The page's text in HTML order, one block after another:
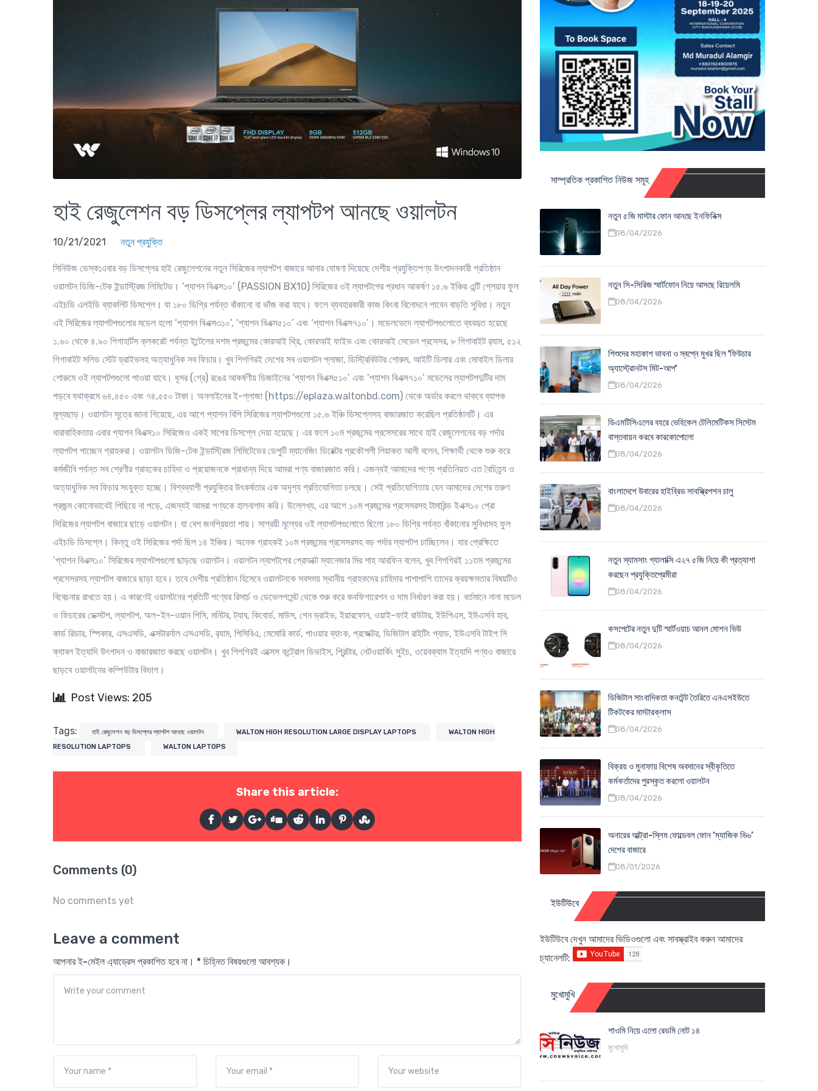
হাই রেজুলেশন বড় ডিসপ্লের ল্যাপটপ আনছে ওয়ালটন
10/21/2021 নতুন প্রযুক্তি
সিনিউজ ডেস্ক:এবার বড় ডিসপ্লের হাই রেজুলেশনের নতুন সিরিজের ল্যাপটপ বাজারে আনার ঘোষণা দিয়েছে দেশীয় প্রযুক্তিপণ্য উৎপাদনকারী প্রতিষ্ঠান
ওয়ালটন ডিজি-টেক ইন্ডাস্ট্রিজ লিমিটেড। ‘প্যাশন বিএক্স১০’ (PASSION BX10) সিরিজের ওই ল্যাপটপের প্রধান আকর্ষণ ১৫.৬ ইঞ্চির এন্টি গ্লেয়ার ফুল
এইচডি এলইডি ব্যাকলিট ডিসপ্লে। যা ১৮০ ডিগ্রি পর্যন্ত বাঁকানো বা ভাঁজ করা যাবে। ফলে ব্যবহারকারী কাজ কিংবা বিনোদনে পাবেন বাড়তি সুবিধা। নতুন
এই সিরিজের ল্যাপটপগুলোর মডেল হলো ‘প্যাশন বিএক্স৩১০’, ‘প্যাশন বিএক্স৫১০’ এবং ‘প্যাশন বিএক্স৭১০’। মডেলভেদে ল্যাপটপগুলোতে ব্যবহৃত হয়েছে
১.৬০ থেকে ৪.৯০ গিগাহার্টস ক্লকরেট পর্যন্ত ইন্টেলের দশম প্রজন্মের কোরআই থ্রি, কোরআই ফাইভ এবং কোরআই সেভেন প্রসেসর, ৮ গিগাবাইট র‌্যাম, ৫১২
গিগাবাইট সলিড স্টেট ড্রাইভসহ অত্যাধুনিক সব ফিচার। খুব শিগগিরই দেশের সব ওয়ালটন প্লাজা, ডিস্ট্রিবিউটর শোরুম, আইটি ডিলার এবং মোবাইল ডিলার
শোরুমে ওই ল্যাপটপগুলো পাওয়া যাবে। ধূসর (গ্রে) রঙের আকর্ষণীয় ডিজাইনের ‘প্যাশন বিএক্স৫১০’ এবং ‘প্যাশন বিএক্স৭১০’ মডেলের ল্যাপটপদুটির দাম
পড়বে যথাক্রমে ৬৪,৫৫০ এবং ৭৪,৫৫০ টাকা। অনলাইনের ই-প্লাজা (https://eplaza.waltonbd.com) থেকে অর্ডার করলে থাকবে ব্যাপক
মূল্যছাড়। ওয়ালটন সূত্রে জানা গিয়েছে, এর আগে প্যাশন বিপি সিরিজের ল্যাপটপগুলো ১৫.৬ ইঞ্চি ডিসপ্লেসহ বাজারজাত করেছিল প্রতিষ্ঠানটি। এর
ধারাবাহিকতায় এবার প্যাশন বিএক্স১০ সিরিজেও একই মাপের ডিসপ্লে দেয়া হয়েছে। এর ফলে ১০ম প্রজন্মের প্রসেসরের সাথে হাই রেজুলেশনের বড় পর্দার
ল্যাপটপ পাচ্ছেন গ্রাহকরা। ওয়ালটন ডিজি-টেক ইন্ডাস্ট্রিজ লিমিটেডের ডেপুটি ম্যানেজিং ডিরেক্টর প্রকৌশলী লিয়াকত আলী বলেন, শিক্ষার্থী থেকে শুরু করে
কর্মজীবি পর্যন্ত সব শ্রেণীর গ্রাহকের চাহিদা ও প্রয়োজনকে প্রাধান্য দিয়ে আমরা পণ্য বাজারজাত করি। এজন্যই আমাদের পণ্যে প্রতিনিয়ত এত বৈচিত্র্য ও
অত্যাধুনিক সব ফিচার সংযুক্ত হচ্ছে। বিশ্বব্যাপী প্রযুক্তির উৎকর্ষতার এক অদৃশ্য প্রতিযোগিতা চলছে। সেই প্রতিযোগিতায় যেন আমাদের দেশের তরুণ
প্রজন্ম কোনোভাবেই পিছিয়ে না পড়ে, এজন্যই আমরা পণ্যকে হালনাগাদ করি। উল্লেখ্য, এর আগে ১০ম প্রজন্মের প্রসেসরসহ টামারিন্ড ইএক্স১০ প্রো
সিরিজের ল্যাপটপ বাজারে ছাড়ে ওয়ালটন। যা বেশ জনপ্রিয়তা পায়। সাশ্রয়ী মূল্যের ওই ল্যাপটপগুলোতে ছিলো ১৮০ ডিগ্রি পর্যন্ত বাঁকানোর সুবিধাসহ ফুল
এইচডি ডিসপ্লে। কিন্তু ওই সিরিজের পর্দা ছিল ১৪ ইঞ্চির। অনেক গ্রাহকই ১০ম প্রজন্মের প্রসেসরসহ বড় পর্দার ল্যাপটপ চাচ্ছিলেন। যার প্রেক্ষিতে
‘প্যাশন বিএক্স১০’ সিরিজের ল্যাপটপগুলো ছাড়ছে ওয়ালটন। ওয়ালটন ল্যাপটপের প্রোডাক্ট ম্যানেজার মির শাহ আরফিন বলেন, খুব শিগগিরই ১১তম প্রজন্মের
প্রসেসরসহ ল্যাপটপ বাজারে ছাড়া হবে। তবে দেশীয় প্রতিষ্ঠান হিসেবে ওয়ালটনকে সবসময় স্থানীয় গ্রাহকদের চাহিদার পাশাপাশি তাদের ক্রয়ক্ষমতার বিষয়টিও
বিবেচনায় রাখতে হয়। এ কারণেই ওয়ালটনের প্রতিটি পণ্যের রিসার্চ ও ডেভেলপমেন্ট থেকে শুরু করে কনফিগারেশন ও দাম নির্ধারণ করা হয়। বর্তমানে নানা মডেল
ও ফিচারের ডেক্সটপ, ল্যাপটপ, অল-ইন-ওয়ান পিসি, মনিটর, ট্যাব, কিবোর্ড, মাউস, পেন ড্রাইভ, ইয়ারফোন, ওয়াই-ফাই রাউটার, ইউপিএস, ইউএসবি হাব,
কার্ড রিডার, স্পিকার, এসএসডি, এক্সটারর্নাল এসএসডি, র‌্যাম, পিসিবিএ, মেমোরি কার্ড, পাওয়ার ব্যাংক, প্রজেক্টর, ডিজিটাল রাইটিং প্যাড, ইউএসবি টাইপ সি
ক্যাবল ইত্যাদি উৎপাদন ও বাজারজাত করছে ওয়ালটন। খুব শিগগিরই এক্সেস কন্ট্রোল ডিভাইস, প্রিন্টার, নেটওয়ার্কিং সুইচ, ওয়েবক্যাম ইত্যাদি পণ্যও বাজারে
ছাড়বে ওয়ালটনের কম্পিউটার বিভাগ।
Post Views: 205
Tags: হাই রেজুলেশন বড় ডিসপ্লের ল্যাপটপ আনছে ওয়ালটন WALTON HIGH RESOLUTION LARGE DISPLAY LAPTOPS
WALTON HIGH
RESOLUTION LAPTOPS
WALTON LAPTOPS
Share this article:
Comments (0)
No comments yet
Leave a comment
আপনার ই-মেইল এ্যাড্রেস প্রকাশিত হবে না। * চিহ্নিত বিষয়গুলো আবশ্যক।
সাম্প্রতিক প্রকাশিত নিউজ সমূহ
নতুন ৫জি মাস্টার ফোন আনছে ইনফিনিক্স
08/04/2026
নতুন সি-সিরিজ স্মার্টফোন নিয়ে আসছে রিয়েলমি
08/04/2026
শিশুদের মহাকাশ ভাবনা ও স্বপ্নে মুখর ছিল 'ফিউচার
অ্যাস্ট্রোনটস মিট-আপ'
08/04/2026
ডিএমটিসিএলের বহরে ভেহিকেল টেলিমেটিকস সিস্টেম
বাস্তবায়ন করবে কারকোপোলো
08/04/2026
বাংলাদেশে উবারের হাইব্রিড সাবস্ক্রিপশন চালু
08/04/2026
নতুন স্যামসাং গ্যালাক্সি এ২৭ ৫জি নিয়ে কী প্রত্যাশা
করছেন প্রযুক্তিপ্রেমীরা
08/04/2026
কসপেটের নতুন দুটি স্মার্টওয়াচ আনল মোশন ভিউ
08/04/2026
ডিজিটাল সাংবাদিকতা কনটেন্ট তৈরিতে এনএসইউতে
টিকটকের মাস্টারক্লাস
08/04/2026
বিক্রয় ও মুনাফায় বিশেষ অবদানের স্বীকৃতিতে
কর্মকর্তাদের পুরস্কৃত করলো ওয়ালটন
08/04/2026
অনারের আল্ট্রা-স্লিম ফোল্ডেবল ফোন ‘ম্যাজিক ভি৬’
দেশের বাজারে
08/01/2026
ইউটিউবে
ইউটিউবে দেখুন আমাদের ভিডিওগুলো এবং সাবস্ক্রাইব করুন আমাদের
চ্যানেলটি:
মুখোমুখি
শাওমি নিয়ে এলো রেডমি নোট ১৪
মুখোমুখি